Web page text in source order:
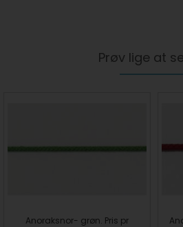
Prøv lige at
Anoraksnor- grøn. Pris pr